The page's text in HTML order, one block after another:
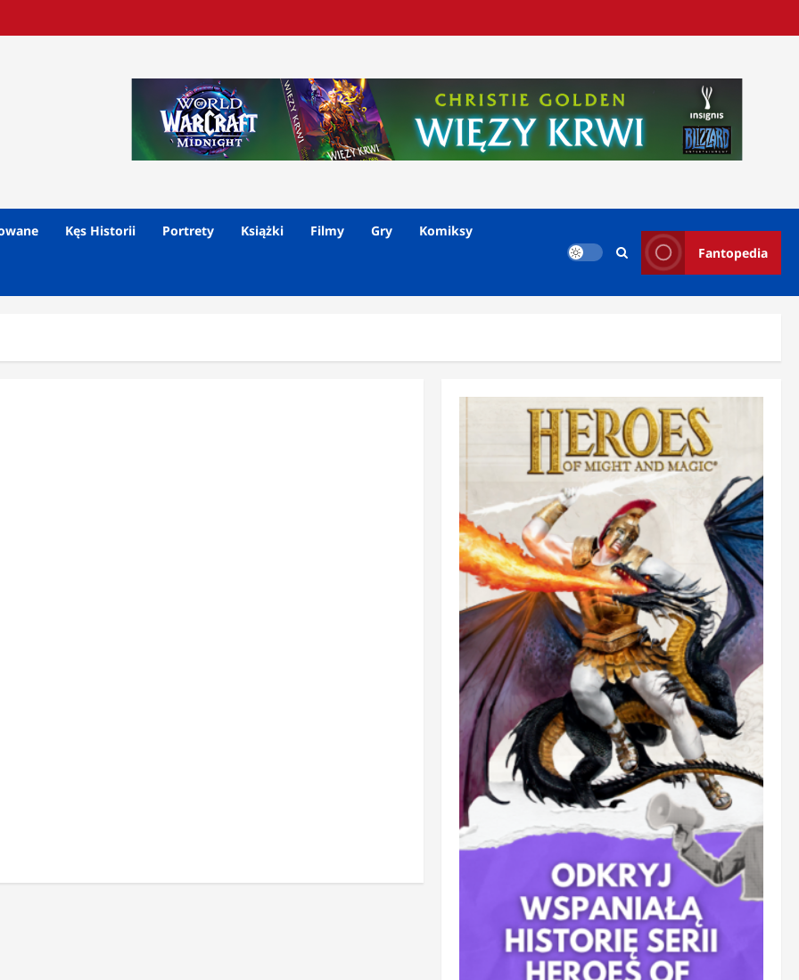
Kęs Historii Portrety Książki Filmy Gry Komiksy
Fantopedia